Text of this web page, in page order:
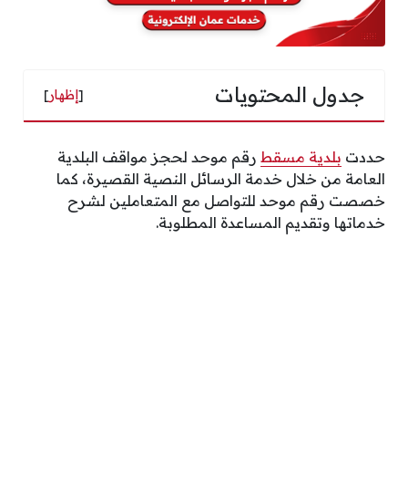
جدول المحتويات [إظهار]
حددت بلدية مسقط رقم موحد لحجز مواقف البلدية
العامة من خلال خدمة الرسائل النصية القصيرة، كما
خصصت رقم موحد للتواصل مع المتعاملين لشرح
خدماتها وتقديم المساعدة المطلوبة.